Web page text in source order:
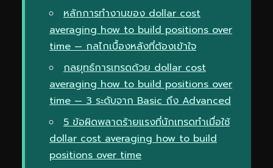
หลักการทำงานของ dollar cost
averaging how to build positions over
time — กลไกเบื้องหลังที่ต้องเข้าใจ
กลยุทธ์การเทรดด้วย dollar cost
averaging how to build positions over
time — 3 ระดับจาก Basic ถึง Advanced
5 ข้อผิดพลาดร้ายแรงที่นักเทรดทำเมื่อใช้
dollar cost averaging how to build
positions over time